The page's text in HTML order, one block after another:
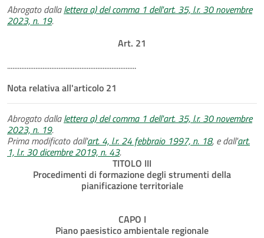
Abrogato dallalettera a) del comma 1 dell'art. 35, l.r. 30 novembre
2023, n. 19.
Art. 21
.........................................................................
Nota relativa all'articolo 21
Abrogato dallalettera a) del comma 1 dell'art. 35, l.r. 30 novembre
2023, n. 19.
Prima modificato dall'art. 4, l.r. 24 febbraio 1997, n. 18, e dall'art.
1, l.r. 30 dicembre 2019, n. 43.
TITOLO III
Procedimenti di formazione degli strumenti della
pianificazione territoriale
CAPO I
Piano paesistico ambientale regionale